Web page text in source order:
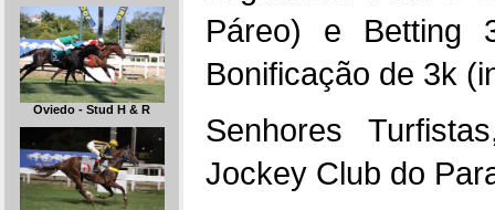
Oviedo - Stud H & R
Páreo) e Betting
Bonificação de 3k
Senhores
Jockey Club do